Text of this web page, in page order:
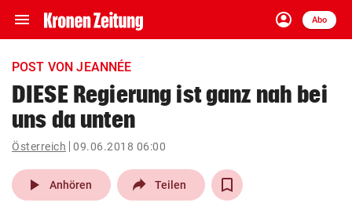
menu Navigation
ein-/ausklappen
account_circle
Anmelden
Abo
close Schließen
account_circle Anmelden
pin_drop
Wien arrow_right
POST VON JEANNÉE
DIESE Regierung ist ganz nah bei
uns da unten
Österreich 09.06.2018 06:00
play_arrow Anhören Teilen